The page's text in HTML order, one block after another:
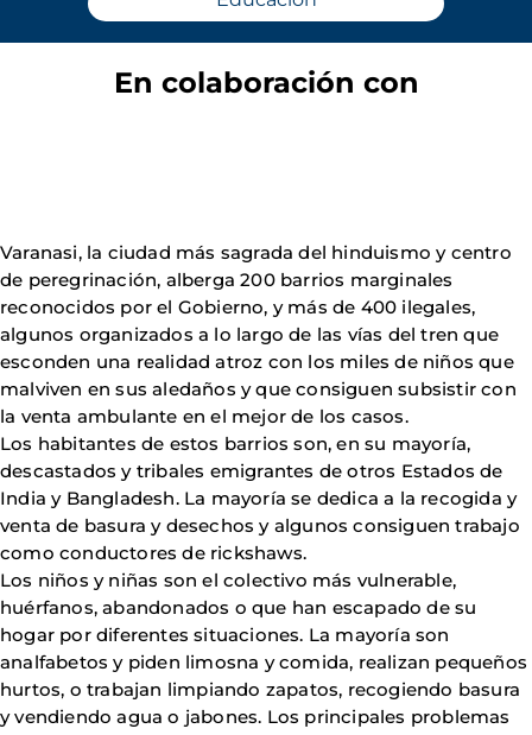
En colaboración con
Varanasi, la ciudad más sagrada del hinduismo y centro
de peregrinación, alberga 200 barrios marginales
reconocidos por el Gobierno, y más de 400 ilegales,
algunos organizados a lo largo de las vías del tren que
esconden una realidad atroz con los miles de niños que
malviven en sus aledaños y que consiguen subsistir con
la venta ambulante en el mejor de los casos.
Los habitantes de estos barrios son, en su mayoría,
descastados y tribales emigrantes de otros Estados de
India y Bangladesh. La mayoría se dedica a la recogida y
venta de basura y desechos y algunos consiguen trabajo
como conductores de rickshaws.
Los niños y niñas son el colectivo más vulnerable,
huérfanos, abandonados o que han escapado de su
hogar por diferentes situaciones. La mayoría son
analfabetos y piden limosna y comida, realizan pequeños
hurtos, o trabajan limpiando zapatos, recogiendo basura
y vendiendo agua o jabones. Los principales problemas